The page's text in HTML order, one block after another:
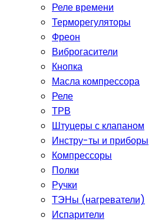
Реле времени
Терморегуляторы
Фреон
Виброгасители
Кнопка
Масла компрессора
Реле
ТРВ
Штуцеры с клапаном
Инстру-ты и приборы
Компрессоры
Полки
Ручки
ТЭНы (нагреватели)
Испарители